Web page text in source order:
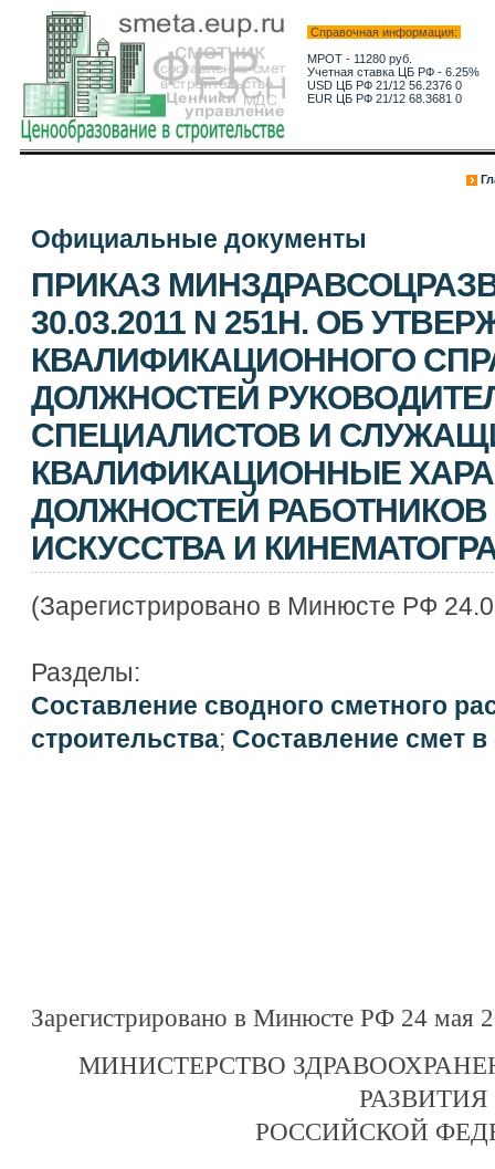
Справочная информация:
МРОТ - 11280 руб.
Учетная ставка ЦБ РФ - 6.25%
USD ЦБ РФ 21/12 56.2376 0
EUR ЦБ РФ 21/12 68.3681 0
Официальные документы
ПРИКАЗ
30.03.2011 N 251Н. ОБ
КВАЛИФИКАЦИОННОГО
ДОЛЖНОСТЕЙ
СПЕЦИАЛИСТОВ И
КВАЛИФИКАЦИОННЫЕ
ДОЛЖНОСТЕЙ РАБОТНИКОВ
ИСКУССТВА И
(Зарегистрировано в Минюсте РФ
Разделы:
Составление сводного сметного
строительства; Составление смет в
Зарегистрировано в Минюсте РФ 24 мая
МИНИСТЕРСТВО
РАЗВИТИЯ
РОССИЙСКОЙ